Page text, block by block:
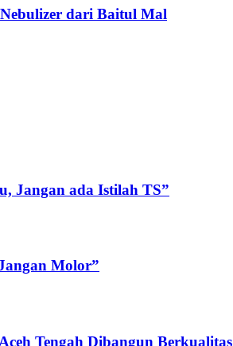
dari Baitul Mal
Jangan ada Istilah TS”
Molor”
Tengah Dibangun Berkualitas